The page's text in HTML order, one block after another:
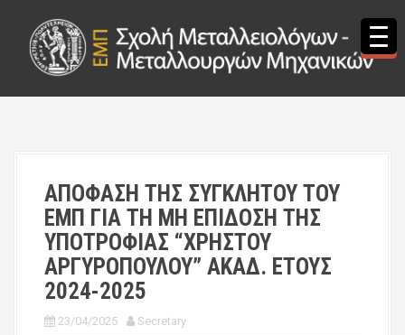
ΑΠΟΦΑΣΗ ΤΗΣ ΣΥΓΚΛΗΤΟΥ ΤΟΥ
ΕΜΠ ΓΙΑ ΤΗ ΜΗ ΕΠΙΔΟΣΗ ΤΗΣ
ΥΠΟΤΡΟΦΙΑΣ “ΧΡΗΣΤΟΥ
ΑΡΓΥΡΟΠΟΥΛΟΥ” ΑΚΑΔ. ΕΤΟΥΣ
2024-2025
23/04/2025 Secretary